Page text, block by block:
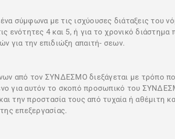
με τις ισχύουσες διάταξεις του
4 και 5, ή για το χρονικό διάστημα
για την επιδιώξη απαιτή- σεων.
από τον ΣΥΝΔΕΣΜΟ διεξάγεται με τρόπο
για αυτόν το σκοπό προσωπικό του
την προστασία τους από τυχαία ή αθέμιτη
επεξεργασίας.